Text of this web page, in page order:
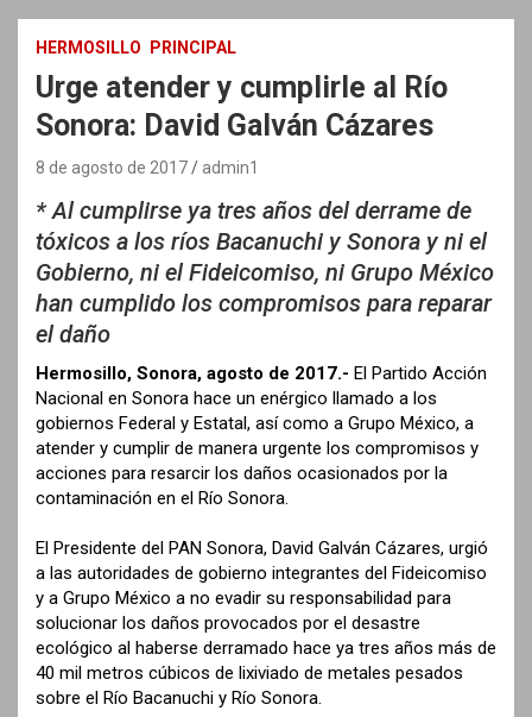
HERMOSILLO PRINCIPAL
Urge atender y cumplirle al Río
Sonora: David Galván Cázares
8 de agosto de 2017 admin1
* Al cumplirse ya tres años del derrame de
tóxicos a los ríos Bacanuchi y Sonora y ni el
Gobierno, ni el Fideicomiso, ni Grupo México
han cumplido los compromisos para reparar
el daño
Hermosillo, Sonora, agosto de 2017.- El Partido Acción
Nacional en Sonora hace un enérgico llamado a los
gobiernos Federal y Estatal, así como a Grupo México, a
atender y cumplir de manera urgente los compromisos y
acciones para resarcir los daños ocasionados por la
contaminación en el Río Sonora.
El Presidente del PAN Sonora, David Galván Cázares, urgió
a las autoridades de gobierno integrantes del Fideicomiso
y a Grupo México a no evadir su responsabilidad para
solucionar los daños provocados por el desastre
ecológico al haberse derramado hace ya tres años más de
40 mil metros cúbicos de lixiviado de metales pesados
sobre el Río Bacanuchi y Río Sonora.